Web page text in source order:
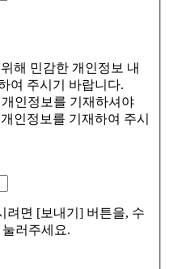
해 민감한 개인정보 내
여 주시기 바랍니다.
인정보를 기재하셔야
인정보를 기재하여 주시
려면 [보내기] 버튼을, 수
러주세요.